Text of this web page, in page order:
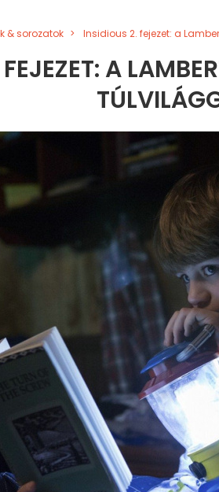
& sorozatok Insidious 2. fejezet: a
A